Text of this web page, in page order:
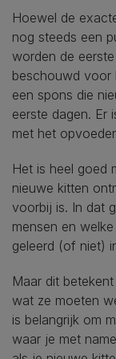
Hoewel de
nog steeds een
worden de
beschouwd voor
een spons die
eerste dagen. Er
met het
Het is heel goed
nieuwe kitten
voorbij is. In dat
mensen en
geleerd (of niet)
Maar dit
wat ze moeten
is belangrijk om
waar je met